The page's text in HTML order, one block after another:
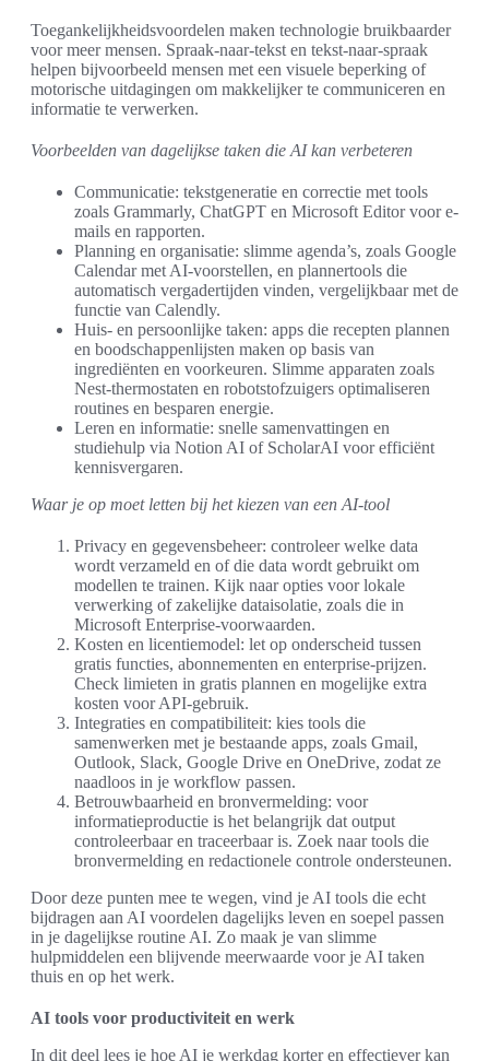
Toegankelijkheidsvoordelen maken technologie bruikbaarder
voor meer mensen. Spraak-naar-tekst en tekst-naar-spraak
helpen bijvoorbeeld mensen met een visuele beperking of
motorische uitdagingen om makkelijker te communiceren en
informatie te verwerken.
Voorbeelden van dagelijkse taken die AI kan verbeteren
Communicatie: tekstgeneratie en correctie met tools
zoals Grammarly, ChatGPT en Microsoft Editor voor e-
mails en rapporten.
Planning en organisatie: slimme agenda’s, zoals Google
Calendar met AI-voorstellen, en plannertools die
automatisch vergadertijden vinden, vergelijkbaar met de
functie van Calendly.
Huis- en persoonlijke taken: apps die recepten plannen
en boodschappenlijsten maken op basis van
ingrediënten en voorkeuren. Slimme apparaten zoals
Nest-thermostaten en robotstofzuigers optimaliseren
routines en besparen energie.
Leren en informatie: snelle samenvattingen en
studiehulp via Notion AI of ScholarAI voor efficiënt
kennisvergaren.
Waar je op moet letten bij het kiezen van een AI-tool
Privacy en gegevensbeheer: controleer welke data
wordt verzameld en of die data wordt gebruikt om
modellen te trainen. Kijk naar opties voor lokale
verwerking of zakelijke dataisolatie, zoals die in
Microsoft Enterprise-voorwaarden.
Kosten en licentiemodel: let op onderscheid tussen
gratis functies, abonnementen en enterprise-prijzen.
Check limieten in gratis plannen en mogelijke extra
kosten voor API-gebruik.
Integraties en compatibiliteit: kies tools die
samenwerken met je bestaande apps, zoals Gmail,
Outlook, Slack, Google Drive en OneDrive, zodat ze
naadloos in je workflow passen.
Betrouwbaarheid en bronvermelding: voor
informatieproductie is het belangrijk dat output
controleerbaar en traceerbaar is. Zoek naar tools die
bronvermelding en redactionele controle ondersteunen.
Door deze punten mee te wegen, vind je AI tools die echt
bijdragen aan AI voordelen dagelijks leven en soepel passen
in je dagelijkse routine AI. Zo maak je van slimme
hulpmiddelen een blijvende meerwaarde voor je AI taken
thuis en op het werk.
AI tools voor productiviteit en werk
In dit deel lees je hoe AI je werkdag korter en effectiever kan